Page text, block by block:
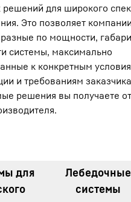
решений для широкого
Это позволяет компании
разные по мощности,
системы, максимально
к конкретным
и требованиям
решения вы получаете от
для
Лебедочные
системы